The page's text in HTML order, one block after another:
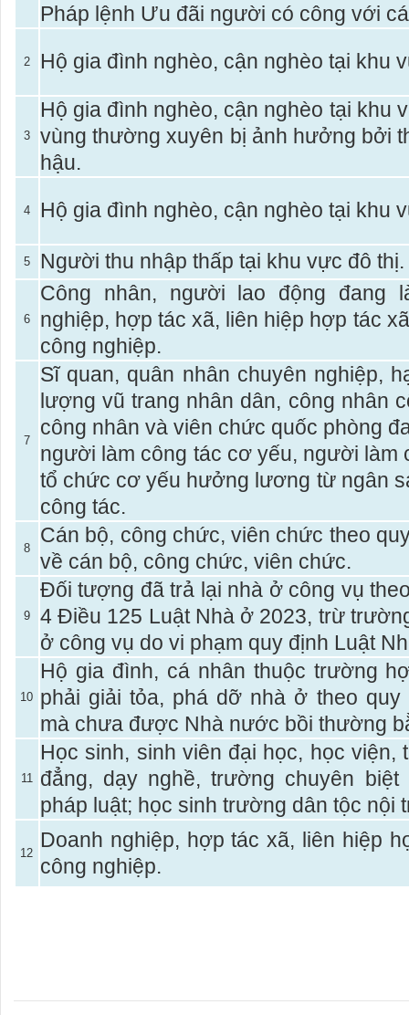
Pháp lệnh Ưu đãi người có công với
2 Hộ gia đình nghèo, cận nghèo tại khu
3
Hộ gia đình nghèo, cận nghèo tại khu
vùng thường xuyên bị ảnh hưởng bởi
hậu.
4 Hộ gia đình nghèo, cận nghèo tại khu
5 Người thu nhập thấp tại khu vực đô thị.
6
Công nhân, người lao động đang
nghiệp, hợp tác xã, liên hiệp hợp tác
công nghiệp.
7
Sĩ quan, quân nhân chuyên nghiệp,
lượng vũ trang nhân dân, công nhân
công nhân và viên chức quốc phòng
người làm công tác cơ yếu, người làm
tổ chức cơ yếu hưởng lương từ ngân
công tác.
8
Cán bộ, công chức, viên chức theo
về cán bộ, công chức, viên chức.
9
Đối tượng đã trả lại nhà ở công vụ
4 Điều 125 Luật Nhà ở 2023, trừ
ở công vụ do vi phạm quy định Luật
10
Hộ gia đình, cá nhân thuộc trường
phải giải tỏa, phá dỡ nhà ở theo quy
mà chưa được Nhà nước bồi thường
11
Học sinh, sinh viên đại học, học viện,
đẳng, dạy nghề, trường chuyên
pháp luật; học sinh trường dân tộc nội
12
Doanh nghiệp, hợp tác xã, liên hiệp
công nghiệp.